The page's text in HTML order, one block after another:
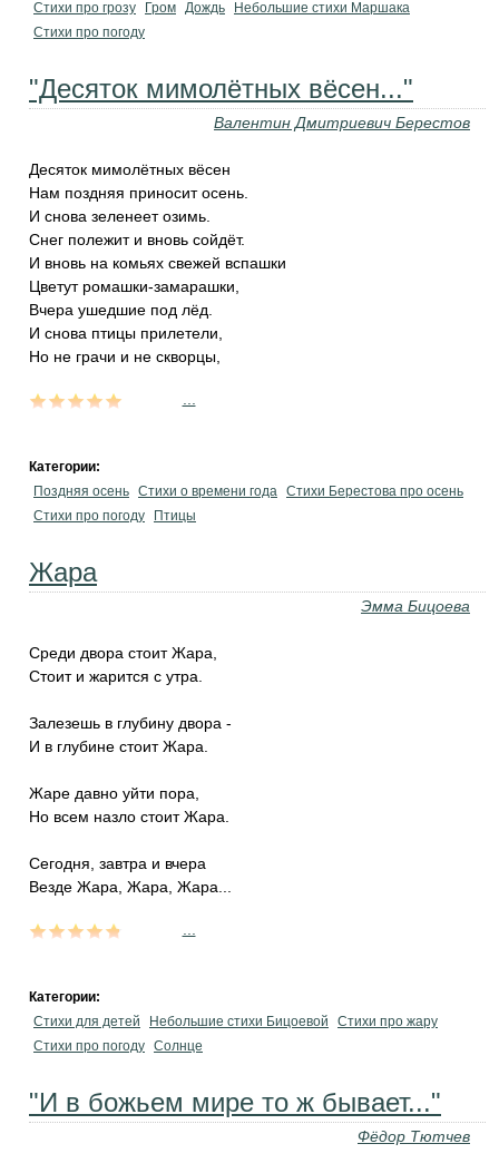
Стихи про грозу Гром Дождь
Небольшие стихи Маршака
Стихи про погоду
"Десяток мимолётных вёсен..."
Валентин Дмитриевич Берестов
Десяток мимолётных вёсен
Нам поздняя приносит осень.
И снова зеленеет озимь.
Снег полежит и вновь сойдёт.
И вновь на комьях свежей вспашки
Цветут ромашки-замарашки,
Вчера ушедшие под лёд.
И снова птицы прилетели,
Но не грачи и не скворцы,
Категории:
Поздняя осень Стихи о времени года Стихи Берестова про осень
Стихи про погоду
Птицы
Жара
Эмма Бицоева
Среди двора стоит Жара,
Стоит и жарится с утра.
Залезешь в глубину двора -
И в глубине стоит Жара.
Жаре давно уйти пора,
Но всем назло стоит Жара.
Сегодня, завтра и вчера
Везде Жара, Жара, Жара...
Категории:
Стихи для детей
Небольшие стихи Бицоевой
Стихи про жару
Стихи про погоду Солнце
"И в божьем мире то ж бывает..."
Фёдор Тютчев